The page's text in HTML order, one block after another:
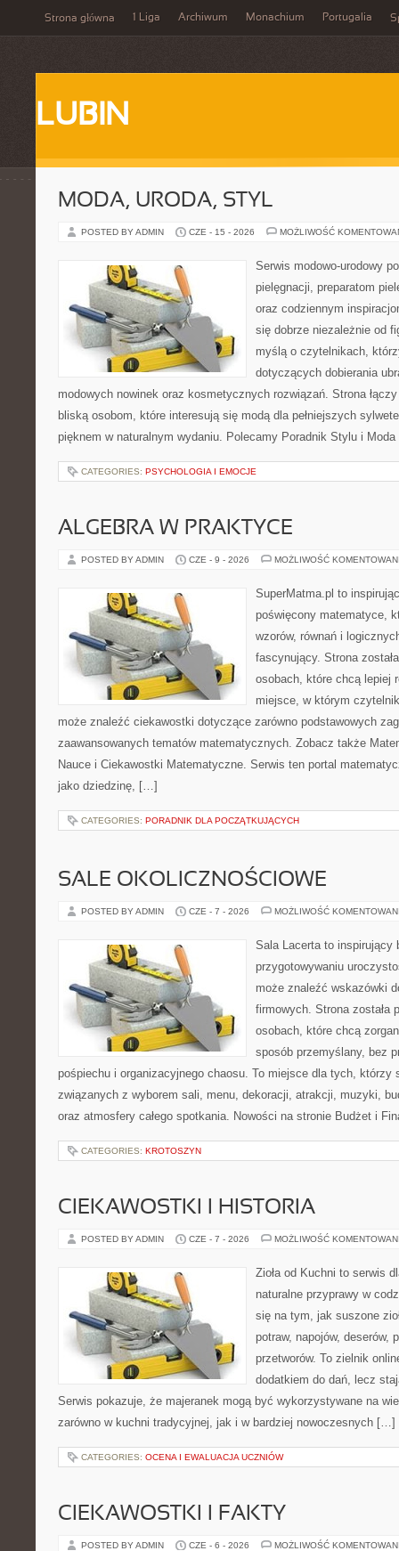
Strona główna 1 Liga Archiwum Monachium Portugalia
LUBIN
MODA, URODA, STYL
POSTED BY ADMIN CZE - 15 - 2026 MOŻLIWOŚĆ
Serwis modowo-urodowy
pielęgnacji, preparatom
oraz codziennym
się dobrze niezależnie od
myślą o czytelnikach,
dotyczących dobierania
modowych nowinek oraz kosmetycznych rozwiązań. Strona
bliską osobom, które interesują się modą dla pełniejszych
pięknem w naturalnym wydaniu. Polecamy Poradnik Stylu i
CATEGORIES: PSYCHOLOGIA I EMOCJE
ALGEBRA W PRAKTYCE
POSTED BY ADMIN CZE - 9 - 2026 MOŻLIWOŚĆ
SuperMatma.pl to
poświęcony matematyce,
wzorów, równań i
fascynujący. Strona
osobach, które chcą lepiej
miejsce, w którym
może znaleźć ciekawostki dotyczące zarówno podstawowych
zaawansowanych tematów matematycznych. Zobacz także
Nauce i Ciekawostki Matematyczne. Serwis ten portal
jako dziedzinę, […]
CATEGORIES: PORADNIK DLA POCZĄTKUJĄCYCH
SALE OKOLICZNOŚCIOWE
POSTED BY ADMIN CZE - 7 - 2026 MOŻLIWOŚĆ
Sala Lacerta to inspirujący
przygotowywaniu
może znaleźć wskazówki
firmowych. Strona została
osobach, które chcą
sposób przemyślany, bez
pośpiechu i organizacyjnego chaosu. To miejsce dla tych, którzy
związanych z wyborem sali, menu, dekoracji, atrakcji, muzyki,
oraz atmosfery całego spotkania. Nowości na stronie Budżet i
CATEGORIES: KROTOSZYN
CIEKAWOSTKI I HISTORIA
POSTED BY ADMIN CZE - 7 - 2026 MOŻLIWOŚĆ
Zioła od Kuchni to serwis
naturalne przyprawy w
się na tym, jak suszone
potraw, napojów, deserów,
przetworów. To zielnik
dodatkiem do dań, lecz
Serwis pokazuje, że majeranek mogą być wykorzystywane na
zarówno w kuchni tradycyjnej, jak i w bardziej nowoczesnych […]
CATEGORIES: OCENA I EWALUACJA UCZNIÓW
CIEKAWOSTKI I FAKTY
POSTED BY ADMIN CZE - 6 - 2026 MOŻLIWOŚĆ